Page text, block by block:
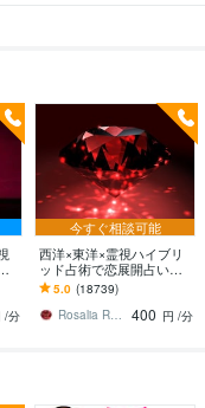
/分
今すぐ相談可能
西洋×東洋×霊視ハイブリ
ッド占術で恋展開占いま
す 恋の現状・進展❤️お相
手の本心に迫ります
5.0 (18739)
Rosalia Rubino
400 円 /分